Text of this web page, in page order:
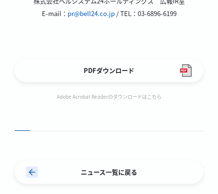
E-mail： pr@bell24.co.jp/ TEL：03-6896-6199
PDFダウンロード
Adobe Acrobat Readerのダウンロードはこちら
ニュース一覧に戻る